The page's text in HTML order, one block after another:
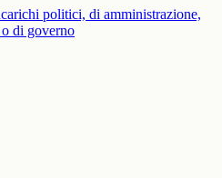
politici, di amministrazione,
di governo